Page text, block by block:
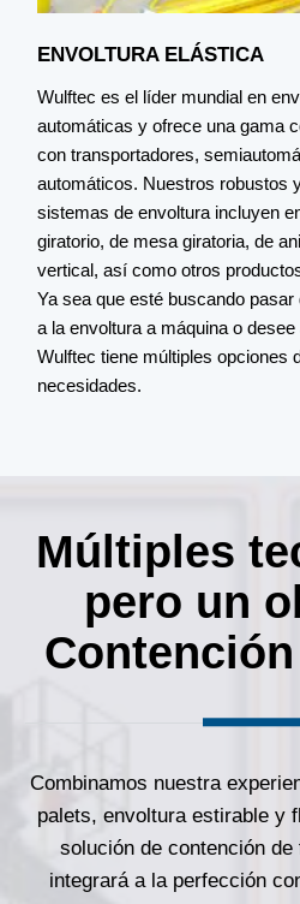
ENVOLTURA ELÁSTICA
Wulftec es el líder mundial en
automáticas y ofrece una gama
con transportadores,
automáticos. Nuestros robustos
sistemas de envoltura incluyen
giratorio, de mesa giratoria, de
vertical, así como otros
Ya sea que esté buscando
a la envoltura a máquina o
Wulftec tiene múltiples opciones
necesidades.
Múltiples
pero un
Combinamos nuestra
palets, envoltura estirable y
solución de contención
integrará a la perfección